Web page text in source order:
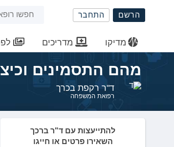
מַעֲרֶכֶת
הָאֲתָר.
הרשם התחבר
חיפוש
מדיקו מדריכים
מהם התסמינים
ד"ר רקפת בכרך
רפואת המשפחה
להתייעצות עם ד"ר ברכך
השאירו פרטים או חייגו